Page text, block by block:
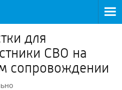
для
СВО на
сопровождении